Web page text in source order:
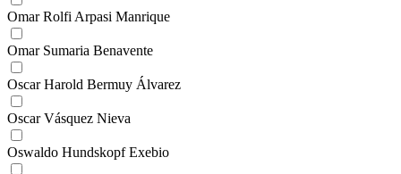
Omar Rolfi Arpasi Manrique
Omar Sumaria Benavente
Oscar Harold Bermuy Álvarez
Oscar Vásquez Nieva
Oswaldo Hundskopf Exebio